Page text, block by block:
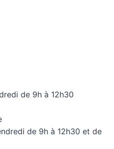
de 9h à 12h30
de 9h à 12h30 et de